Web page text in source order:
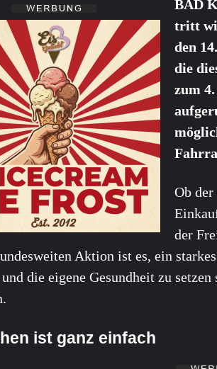
BAD
tritt
den
die
zum
Ob
der
Aktion ist es, ein
die eigene Gesundheit zu
ist ganz einfach